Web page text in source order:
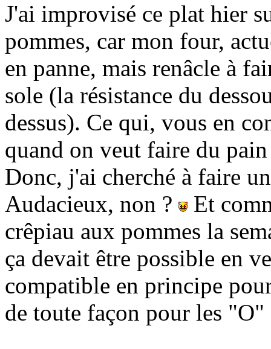
J'ai improvisé ce plat hier
pommes, car mon four,
en panne, mais renâcle à
sole (la résistance du
dessus). Ce qui, vous en
quand on veut faire du
Donc, j'ai cherché à faire
Audacieux, non ?
Et
crêpiau aux pommes la
ça devait être possible en
compatible en principe
de toute façon pour les